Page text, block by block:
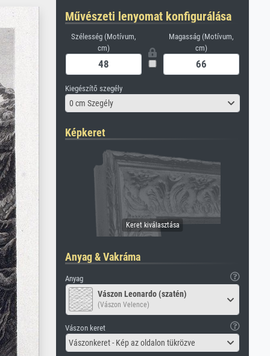
Művészeti lenyomat konfigurálása
Szélesség (Motívum,
cm)
Magasság (Motívum,
cm)
Kiegészítő szegély
0 cm Szegély
Képkeret
Anyag & Vakráma
Anyag
Vászon Leonardo (szatén)
(Vászon Velence)
Vászon keret
Vászonkeret - Kép az oldalon tükrözve